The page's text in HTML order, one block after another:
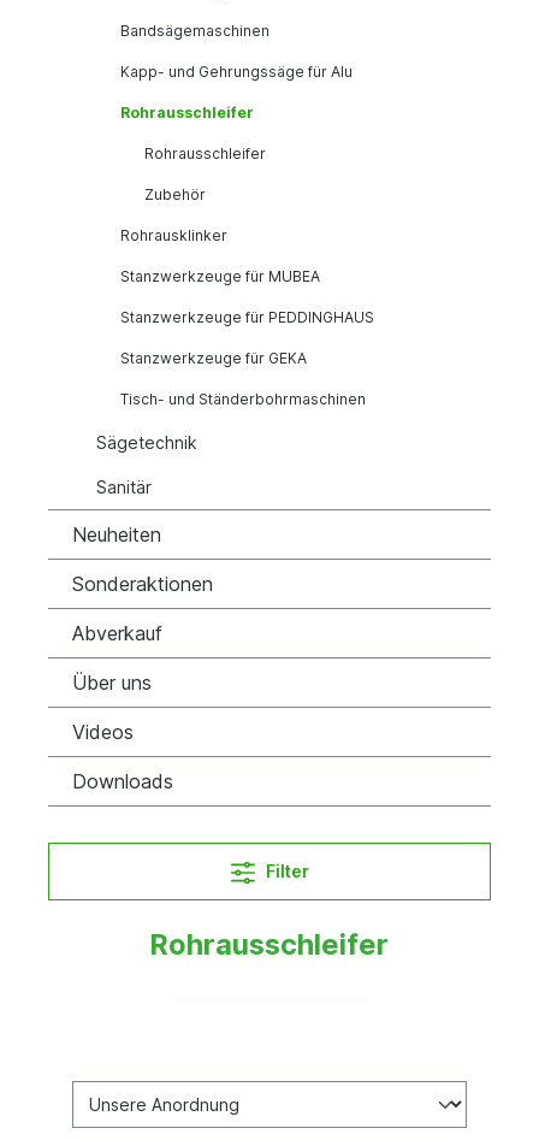
Bandsägemaschinen
Kapp- und Gehrungssäge für Alu
Rohrausschleifer
Rohrausschleifer
Zubehör
Rohrausklinker
Stanzwerkzeuge für MUBEA
Stanzwerkzeuge für PEDDINGHAUS
Stanzwerkzeuge für GEKA
Tisch- und Ständerbohrmaschinen
Sägetechnik
Sanitär
Neuheiten
Sonderaktionen
Abverkauf
Über uns
Videos
Downloads
Filter
Rohrausschleifer